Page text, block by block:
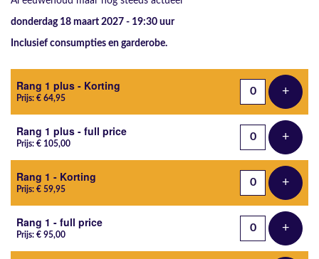
donderdag 18 maart 2027 - 19:30 uur
Inclusief consumpties en garderobe.
Aantal tickets
Rang 1 plus - Korting
Prijs: € 64,95 +Voeg
Rang 1 plus - full price
Prijs: € 105,00 +Voeg
Rang 1 - Korting
Prijs: € 59,95 +Voeg
Rang 1 - full price
Prijs: € 95,00 +Voeg